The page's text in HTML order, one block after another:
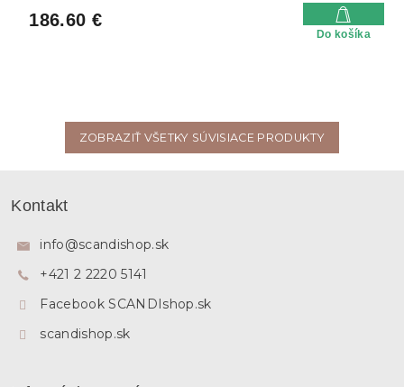
186.60 €
Do košíka
ZOBRAZIŤ VŠETKY SÚVISIACE PRODUKTY
Kontakt
info@scandishop.sk
+421 2 2220 5141
Facebook SCANDIshop.sk
scandishop.sk